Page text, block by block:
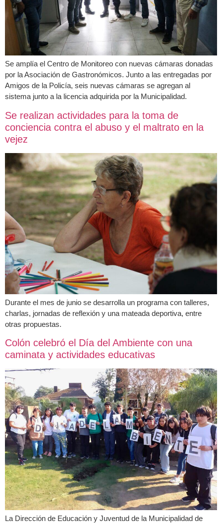
Se amplía el Centro de Monitoreo con nuevas cámaras donadas
por la Asociación de Gastronómicos. Junto a las entregadas por
Amigos de la Policía, seis nuevas cámaras se agregan al
sistema junto a la licencia adquirida por la Municipalidad.
Se realizan actividades para la toma de
conciencia contra el abuso y el maltrato en la
vejez
Durante el mes de junio se desarrolla un programa con talleres,
charlas, jornadas de reflexión y una mateada deportiva, entre
otras propuestas.
Colón celebró el Día del Ambiente con una
caminata y actividades educativas
La Dirección de Educación y Juventud de la Municipalidad de